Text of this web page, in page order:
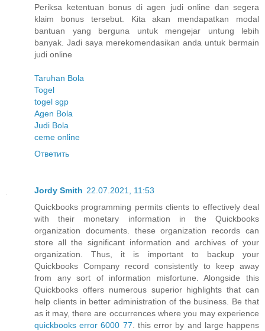
Periksa ketentuan bonus di agen judi online dan segera
klaim bonus tersebut. Kita akan mendapatkan modal
bantuan yang berguna untuk mengejar untung lebih
banyak. Jadi saya merekomendasikan anda untuk bermain
judi online
Taruhan Bola
Togel
togel sgp
Agen Bola
Judi Bola
ceme online
Ответить
Jordy Smith 22.07.2021, 11:53
Quickbooks programming permits clients to effectively deal
with their monetary information in the Quickbooks
organization documents. these organization records can
store all the significant information and archives of your
organization. Thus, it is important to backup your
Quickbooks Company record consistently to keep away
from any sort of information misfortune. Alongside this
Quickbooks offers numerous superior highlights that can
help clients in better administration of the business. Be that
as it may, there are occurrences where you may experience
quickbooks error 6000 77 . this error by and large happens